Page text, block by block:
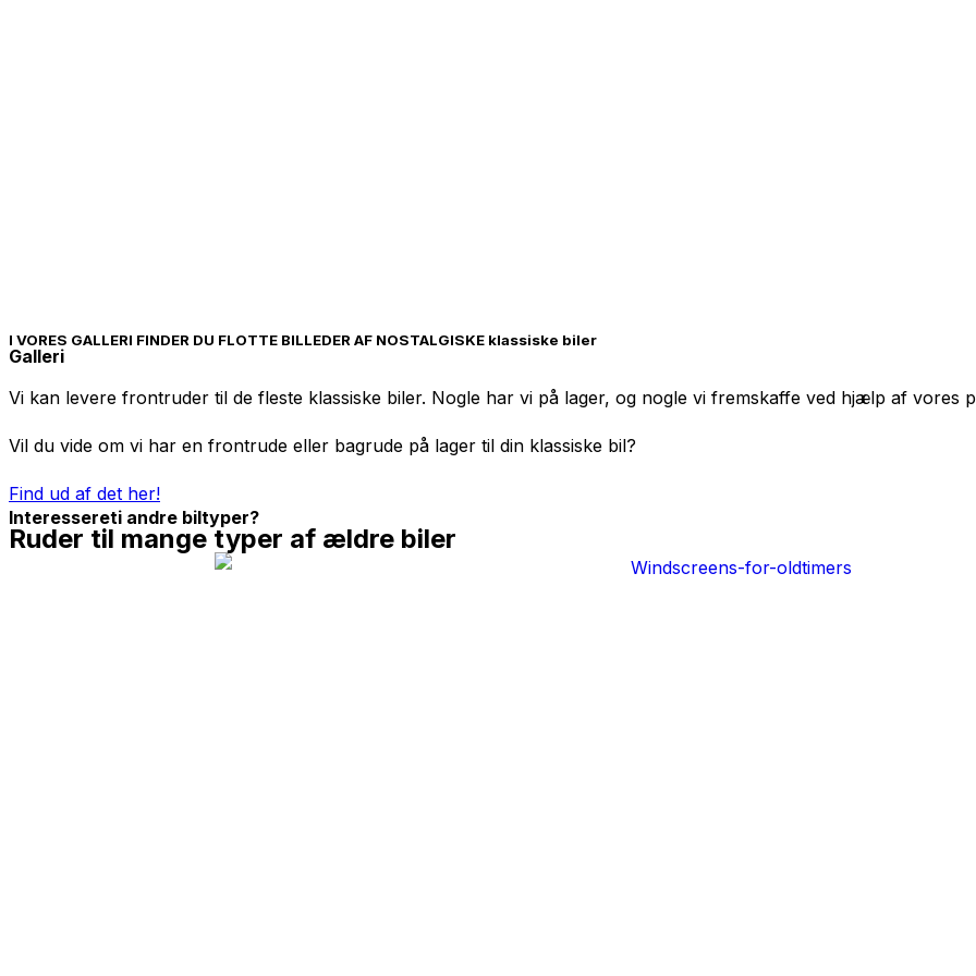
I VORES GALLERI FINDER DU FLOTTE BILLEDER AF NOSTALGISKE klassiske biler
Galleri
Vi kan levere frontruder til de fleste klassiske biler. Nogle har vi på lager, og nogle vi fremskaffe ved hjælp af vores
Vil du vide om vi har en frontrude eller bagrude på lager til din klassiske bil?
Find ud af det her!
Interessereti andre biltyper?
Ruder til mange typer af ældre biler